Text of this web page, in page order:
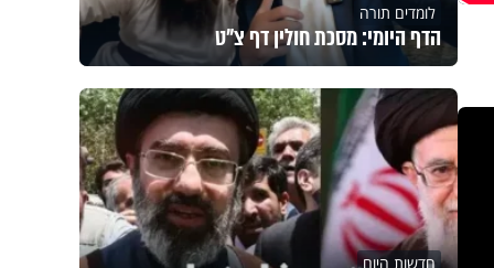
לומדים תורה
הדף היומי: מסכת חולין דף צ"ט
חדשות היום